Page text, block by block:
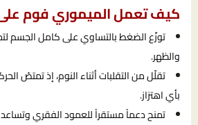
كيف تعمل الميموري فوم
توزّع الضغط بالتساوي على كامل الجسم
والظهر.
تقلّل من التقلبات أثناء النوم، إذ تمتصّ
بأي اهتزاز.
تمنح دعماً مستقراً للعمود الفقري